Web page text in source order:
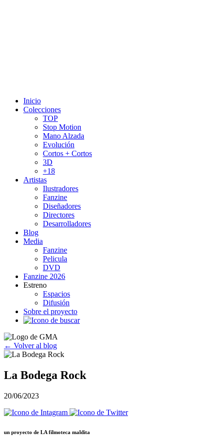
Inicio
Colecciones
TOP
Stop Motion
Mano Alzada
Evolución
Cortos + Cortos
3D
+18
Artistas
Ilustradores
Fanzine
Diseñadores
Directores
Desarrolladores
Blog
Media
Fanzine
Pelicula
DVD
Fanzine 2026
Estreno
Espacios
Difusión
Sobre el proyecto
← Volver al blog
La Bodega Rock
20/06/2023
un proyecto de LA filmoteca maldita